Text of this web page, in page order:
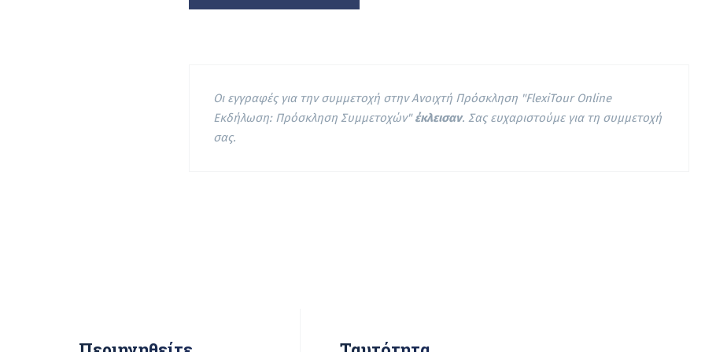
Οι εγγραφές για την συμμετοχή στην Ανοιχτή Πρόσκληση "FlexiTour Online
Εκδήλωση: Πρόσκληση Συμμετοχών"έκλεισαν. Σας ευχαριστούμε για τη συμμετοχή
σας.